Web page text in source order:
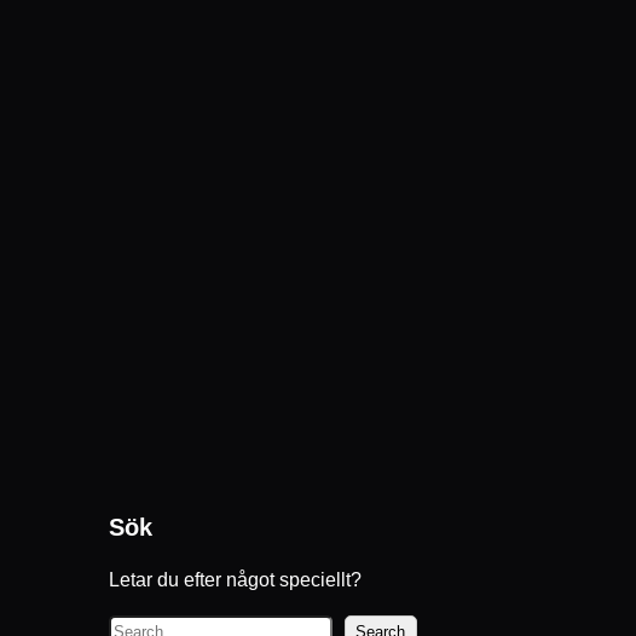
Sök
Letar du efter något speciellt?
S Search